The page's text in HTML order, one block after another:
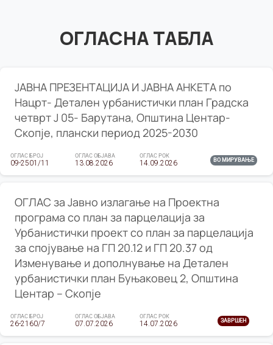
ОГЛАСНА ТАБЛА
ЈАВНА ПРЕЗЕНТАЦИЈА И ЈАВНА АНКЕТА по
Нацрт- Детален урбанистички план Градска
четврт Ј 05- Барутана, Општина Центар-
Скопје, плански период 2025-2030
ОГЛАС БРОЈ
09-2501/11
ОГЛАС ОБЈАВА
13.08.2026
ОГЛАС РОК
14.09.2026 ВО МИРУВАЊЕ
ОГЛАС за Јавно излагање на Проектна
програма со план за парцелација за
Урбанистички проект со план за парцелација
за спојување на ГП 20.12 и ГП 20.37 од
Изменување и дополнување на Детален
урбанистички план Буњаковец 2, Општина
Центар – Скопје
ОГЛАС БРОЈ
26-2160/7
ОГЛАС ОБЈАВА
07.07.2026
ОГЛАС РОК
14.07.2026 ЗАВРШЕН